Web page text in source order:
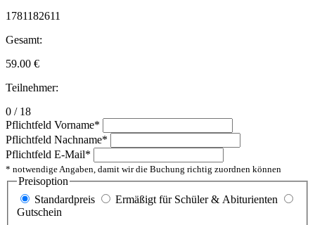
1781182611
Gesamt:
59.00 €
Teilnehmer:
0 / 18
Pflichtfeld Vorname*
Pflichtfeld Nachname*
Pflichtfeld E-Mail*
* notwendige Angaben, damit wir die Buchung richtig zuordnen können
Preisoption
Standardpreis
Ermäßigt für Schüler & Abiturienten
Gutschein